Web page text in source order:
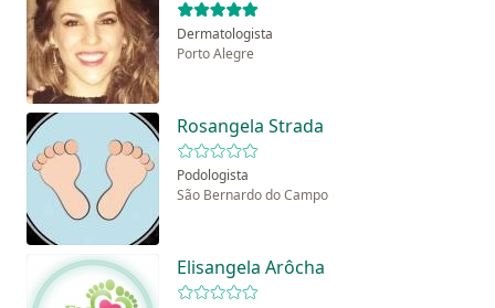
Dermatologista
Porto Alegre
Rosangela Strada
Podologista
São Bernardo do Campo
Elisangela Arôcha